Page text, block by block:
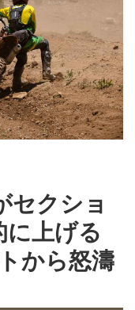
セクショ
に上げる
から怒濤